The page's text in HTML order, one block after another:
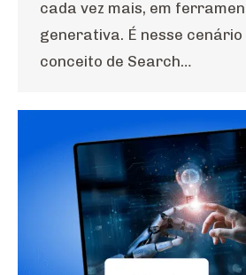
cada vez mais, em
generativa. É nesse cenário
conceito de Search…